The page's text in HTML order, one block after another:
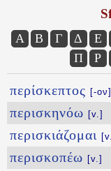
Α Β Γ Δ Ε
Π
Ρ
περίσκεπτος [-ον]
περισκηνόω [v.]
περισκιάζομαι
περισκοπέω [v.]